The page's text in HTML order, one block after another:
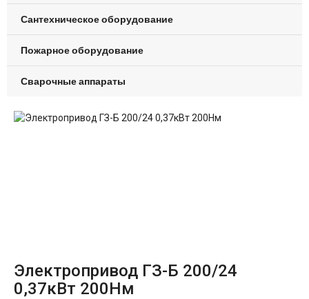
Сантехническое оборудование
Пожарное оборудование
Сварочные аппараты
Электропривод ГЗ-Б 200/24
0,37кВт 200Нм